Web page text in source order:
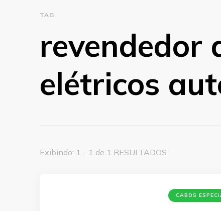
TAG
revendedor
elétricos
Exibindo: 1 - 1 de 1 RESULTADOS
CABOS